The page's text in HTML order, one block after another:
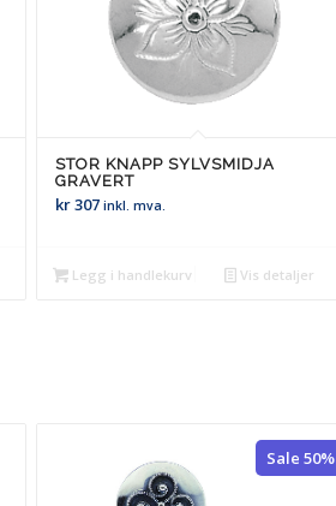
STOR KNAPP SYLVSMIDJA
GRAVERT
kr307 inkl. mva.
Legg i handlekurv Vis detaljer
Sale 50%